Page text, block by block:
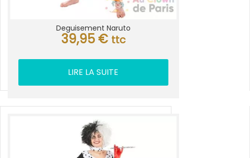
Deguisement Naruto
39,95 € ttc
LIRE LA SUITE